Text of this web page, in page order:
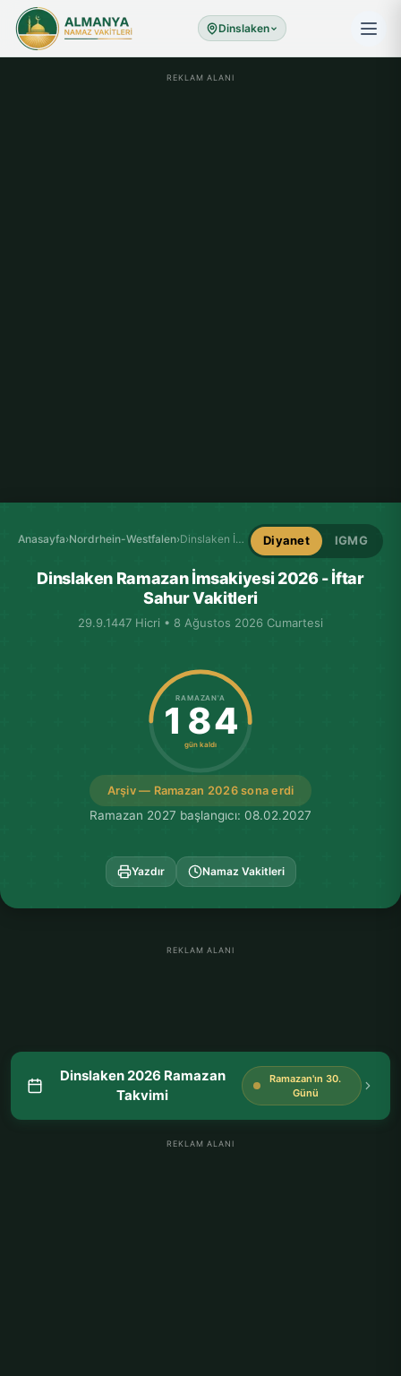
Dinslaken
REKLAM ALANI
Anasayfa›Nordrhein-Westfalen› Dinslaken İmsakiye Diyanet IGMG
Dinslaken Ramazan İmsakiyesi 2026 - İftar
Sahur Vakitleri
29.9.1447 Hicri • 8 Ağustos 2026 Cumartesi
Arşiv — Ramazan 2026 sona erdi
RAMAZAN'A
184
gün kaldı
Ramazan 2027 başlangıcı: 08.02.2027
Yazdır Namaz Vakitleri
REKLAM ALANI
Dinslaken 2026 Ramazan
Takvimi
Ramazan'ın 30.
Günü
REKLAM ALANI